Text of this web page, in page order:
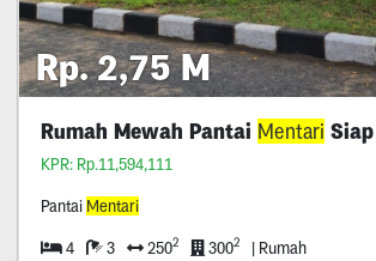
Rp. 2,75 M
Rumah Mewah Pantai Mentari
KPR: Rp.11,594,111
Pantai Mentari
4 3 2502 3002 | Rumah